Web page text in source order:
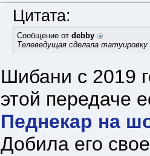
Цитата:
Сообщение от debby
Телеведущая сделала
Шибани с 2019
этой передаче
Педнекар на
Добила его